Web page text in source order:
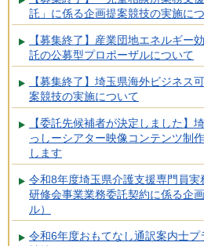
託」に係る企画提案競技の実施に
【募集終了】産業団地エネルギー
託の公募型プロポーザルについて
【募集終了】埼玉県海外ビジネス
案競技の実施について
【委託先候補者が決定しました】
っしーシアター映像コンテンツ制
します
令和8年度埼玉県介護支援専門員
研修会事業業務委託契約に係る企
ル）
令和6年度おもてなし通訳案内士